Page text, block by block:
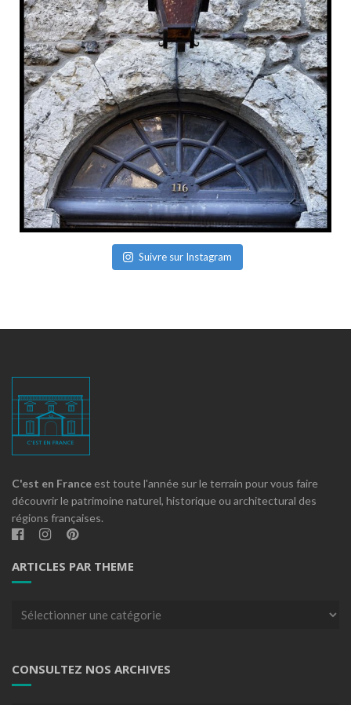
Suivre sur Instagram
C'est en France est toute l'année sur le terrain pour vous faire
découvrir le patrimoine naturel, historique ou architectural des
régions françaises.
ARTICLES PAR THEME
Articles
CONSULTEZ NOS ARCHIVES